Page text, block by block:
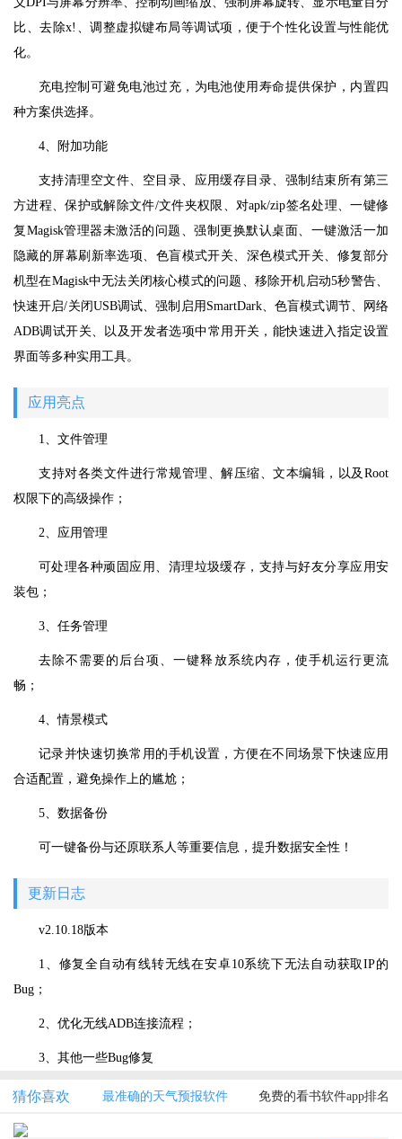
比、去除x!、调整虚拟键布局等调试项，便于个性化设置与性能优
化。
充电控制可避免电池过充，为电池使用寿命提供保护，内置四
种方案供选择。
4、附加功能
支持清理空文件、空目录、应用缓存目录、强制结束所有第三
方进程、保护或解除文件/文件夹权限、对apk/zip签名处理、一键修
复Magisk管理器未激活的问题、强制更换默认桌面、一键激活一加
隐藏的屏幕刷新率选项、色盲模式开关、深色模式开关、修复部分
机型在Magisk中无法关闭核心模式的问题、移除开机启动5秒警告、
快速开启/关闭USB调试、强制启用SmartDark、色盲模式调节、网络
ADB调试开关、以及开发者选项中常用开关，能快速进入指定设置
界面等多种实用工具。
应用亮点
1、文件管理
支持对各类文件进行常规管理、解压缩、文本编辑，以及Root
权限下的高级操作；
2、应用管理
可处理各种顽固应用、清理垃圾缓存，支持与好友分享应用安
装包；
3、任务管理
去除不需要的后台项、一键释放系统内存，使手机运行更流
畅；
4、情景模式
记录并快速切换常用的手机设置，方便在不同场景下快速应用
合适配置，避免操作上的尴尬；
5、数据备份
可一键备份与还原联系人等重要信息，提升数据安全性！
更新日志
v2.10.18版本
1、修复全自动有线转无线在安卓10系统下无法自动获取IP的
Bug；
2、优化无线ADB连接流程；
3、其他一些Bug修复
猜你喜欢 最准确的天气预报软件 免费的看书软件app排名